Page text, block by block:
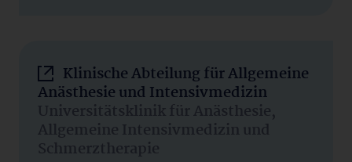
Klinische Abteilung für Allgemeine
Anästhesie und Intensivmedizin
Universitätsklinik für Anästhesie,
Allgemeine Intensivmedizin und
Schmerztherapie